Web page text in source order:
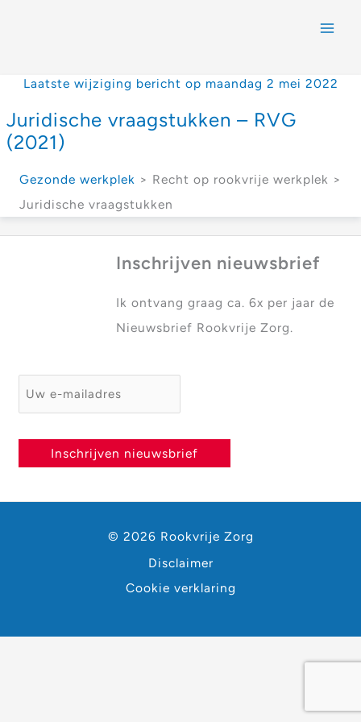
Laatste wijziging bericht op maandag 2 mei 2022
Juridische vraagstukken – RVG
(2021)
Gezonde werkplek > Recht op rookvrije werkplek >
Juridische vraagstukken
Inschrijven nieuwsbrief
Ik ontvang graag ca. 6x per jaar de
Nieuwsbrief Rookvrije Zorg.
E-mailadres *
Inschrijven nieuwsbrief
© 2026 Rookvrije Zorg
Disclaimer
Cookie verklaring